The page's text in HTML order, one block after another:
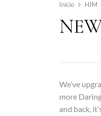
Início HIM
We’ve
more
and back,